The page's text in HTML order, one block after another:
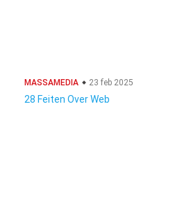
MASSAMEDIA 23 feb 2025
28 Feiten Over Web